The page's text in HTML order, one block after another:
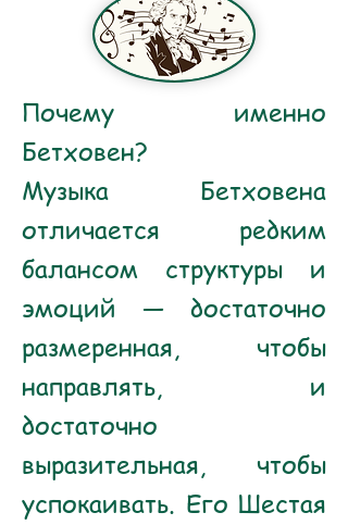
Почему именно
Бетховен?
Музыка Бетховена
отличается редким
балансом структуры и
эмоций — достаточно
размеренная, чтобы
направлять, и
достаточно
выразительная, чтобы
успокаивать. Его Шестая